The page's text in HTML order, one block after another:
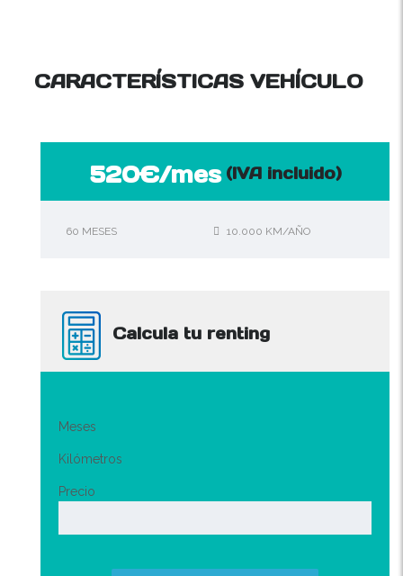
CARACTERÍSTICAS VEHÍCULO
520€/mes(IVA incluido)
60 MESES 10.000 KM/AÑO
Calcula tu renting
Meses
Kilómetros
Precio